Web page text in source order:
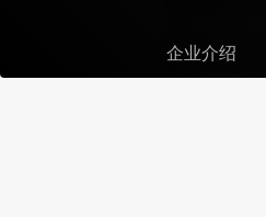
企业介绍